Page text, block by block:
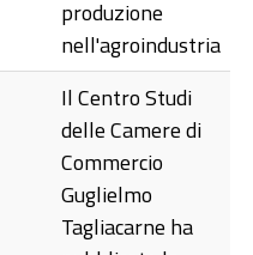
produzione
nell'agroindustria
Il Centro Studi
delle Camere di
Commercio
Guglielmo
Tagliacarne ha